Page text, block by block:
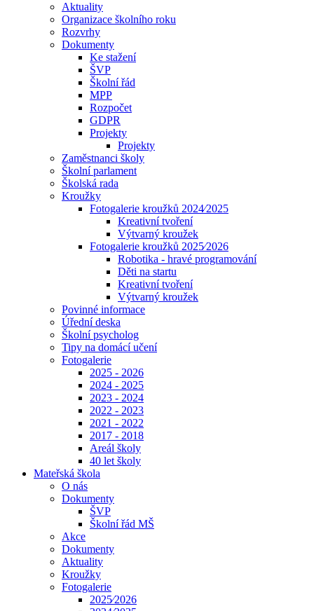
Aktuality
Organizace školního roku
Rozvrhy
Dokumenty
Ke stažení
ŠVP
Školní řád
MPP
Rozpočet
GDPR
Projekty
Projekty
Zaměstnanci školy
Školní parlament
Školská rada
Kroužky
Fotogalerie kroužků 2024⁄2025
Kreativní tvoření
Výtvarný kroužek
Fotogalerie kroužků 2025⁄2026
Robotika - hravé programování
Děti na startu
Kreativní tvoření
Výtvarný kroužek
Povinné informace
Úřední deska
Školní psycholog
Tipy na domácí učení
Fotogalerie
2025 - 2026
2024 - 2025
2023 - 2024
2022 - 2023
2021 - 2022
2017 - 2018
Areál školy
40 let školy
Mateřská škola
O nás
Dokumenty
ŠVP
Školní řád MŠ
Akce
Dokumenty
Aktuality
Kroužky
Fotogalerie
2025⁄2026